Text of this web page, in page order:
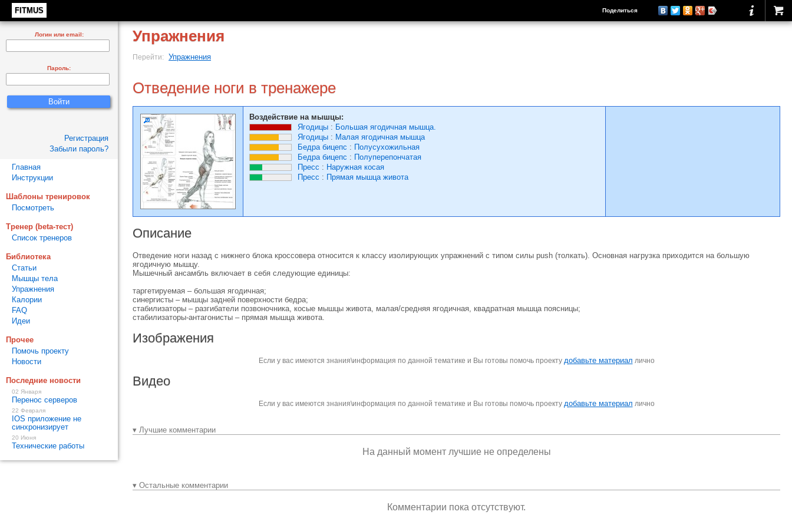
FITMUS Поделиться
Упражнения
Перейти: Упражнения
Отведение ноги в тренажере
Воздействие на мышцы:
Ягодицы : Большая ягодичная мышца.
Ягодицы : Малая ягодичная мышца
Бедра бицепс : Полусухожильная
Бедра бицепс : Полуперепончатая
Пресс : Наружная косая
Пресс : Прямая мышца живота
Описание
Отведение ноги назад с нижнего блока кроссовера относится к классу изолирующих упражнений с типом силы push (толкать). Основная нагрузка приходится на большую
ягодичную мышцу.
Мышечный ансамбль включает в себя следующие единицы:
таргетируемая – большая ягодичная;
синергисты – мышцы задней поверхности бедра;
стабилизаторы – разгибатели позвоночника, косые мышцы живота, малая/средняя ягодичная, квадратная мышца поясницы;
стабилизаторы-антагонисты – прямая мышца живота.
Изображения
Если у вас имеются знания\информация по данной тематике и Вы готовы помочь проекту добавьте материал лично
Видео
Если у вас имеются знания\информация по данной тематике и Вы готовы помочь проекту добавьте материал лично
▾ Лучшие комментарии
На данный момент лучшие не определены
▾ Остальные комментарии
Комментарии пока отсутствуют.
Логин или email:
Пароль:
Регистрация
Забыли пароль?
Главная
Инструкции
Шаблоны тренировок
Посмотреть
Тренер (beta-тест)
Список тренеров
Библиотека
Статьи
Мышцы тела
Упражнения
Калории
FAQ
Идеи
Прочее
Помочь проекту
Новости
Последние новости
02 Января
Перенос серверов
22 Февраля
IOS приложение не
синхронизирует
20 Июня
Технические работы